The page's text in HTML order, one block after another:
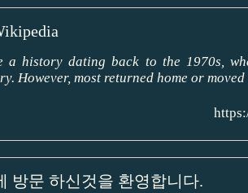
a history dating back to the 1970s,
However, most returned home or
방문 하신것을 환영합니다.